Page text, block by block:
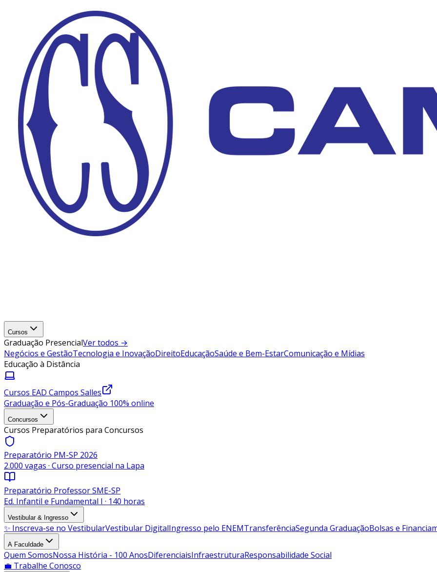
Cursos
Graduação PresencialVer todos →
Negócios e GestãoTecnologia e InovaçãoDireitoEducaçãoSaúde e Bem-EstarComunicação e Mídias
Educação à Distância
Cursos EAD Campos Salles
Graduação e Pós-Graduação 100% online
Concursos
Cursos Preparatórios para Concursos
Preparatório PM-SP 2026
2.000 vagas · Curso presencial na Lapa
Preparatório Professor SME-SP
Ed. Infantil e Fundamental I · 140 horas
Vestibular & Ingresso
✨ Inscreva-se no VestibularVestibular DigitalIngresso pelo ENEMTransferênciaSegunda GraduaçãoBolsas e
A Faculdade
Quem SomosNossa História - 100 AnosDiferenciaisInfraestruturaResponsabilidade Social
💼 Trabalhe Conosco